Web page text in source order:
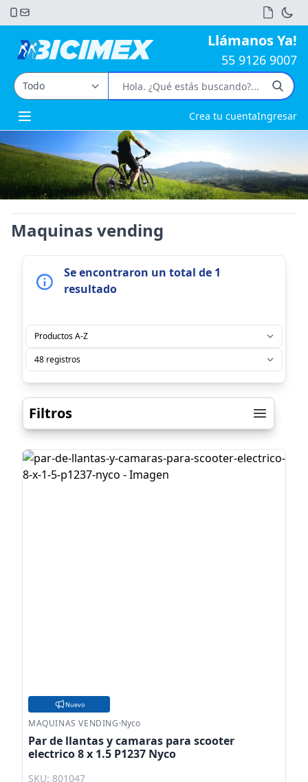
Llámanos Ya!
55 9126 9007
Open main menu Crea tu cuentaIngresar
Maquinas vending
Se encontraron un total de 1
resultado
Filtros
Nuevo
MAQUINAS VENDING·Nyco
Par de llantas y camaras para scooter
electrico 8 x 1.5 P1237 Nyco
SKU: 801047